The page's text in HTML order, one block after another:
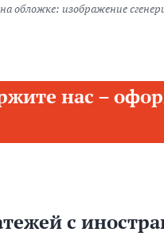
обложке: изображение
нас –
с